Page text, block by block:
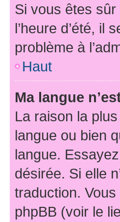
Si vous êtes
l’heure d’été, il
problème à
Haut
Ma langue
La raison la
langue ou bien
langue.
désirée. Si elle
traduction.
phpBB (voir le